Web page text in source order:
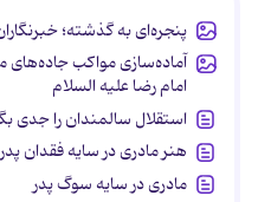
پنجره‌ای به گذشته؛
آماده‌سازی مواکب
امام رضا علیه السلام
استقلال سالمندان را جدی
هنر مادری در سایه‌ فقدان پدر
مادری در سایه سوگ پدر